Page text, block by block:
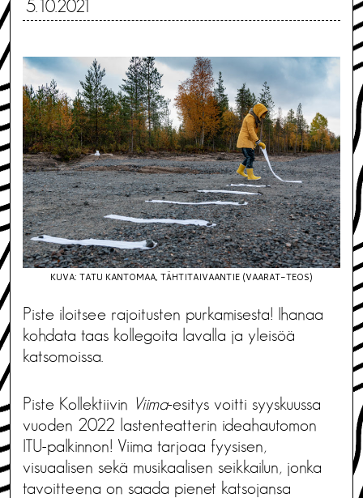
5.10.2021
KUVA: TATU KANTOMAA, TÄHTITAIVAANTIE (VAARAT-TEOS)
Piste iloitsee rajoitusten purkamisesta! Ihanaa
kohdata taas kollegoita lavalla ja yleisöä
katsomoissa.
Piste Kollektiivin Viima-esitys voitti syyskuussa
vuoden 2022 lastenteatterin ideahautomon
ITU-palkinnon! Viima tarjoaa fyysisen,
visuaalisen sekä musikaalisen seikkailun, jonka
tavoitteena on saada pienet katsojansa